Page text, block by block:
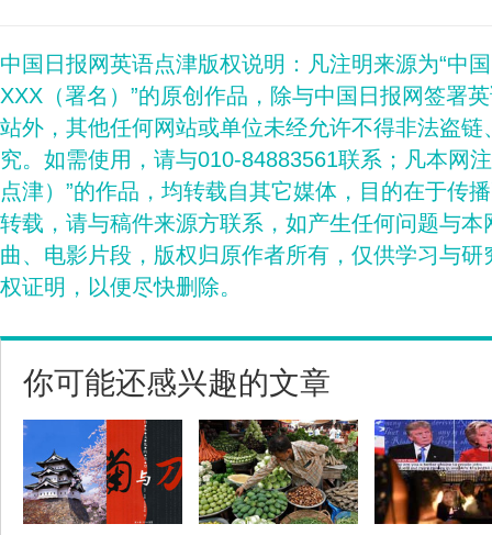
中国日报网英语点津版权说明：凡注明来源为“中
XXX（署名）”的原创作品，除与中国日报网签署
站外，其他任何网站或单位未经允许不得非法盗
究。如需使用，请与010-84883561联系；凡本网
点津）”的作品，均转载自其它媒体，目的在于传
转载，请与稿件来源方联系，如产生任何问题与
曲、电影片段，版权归原作者所有，仅供学习与
权证明，以便尽快删除。
你可能还感兴趣的文章